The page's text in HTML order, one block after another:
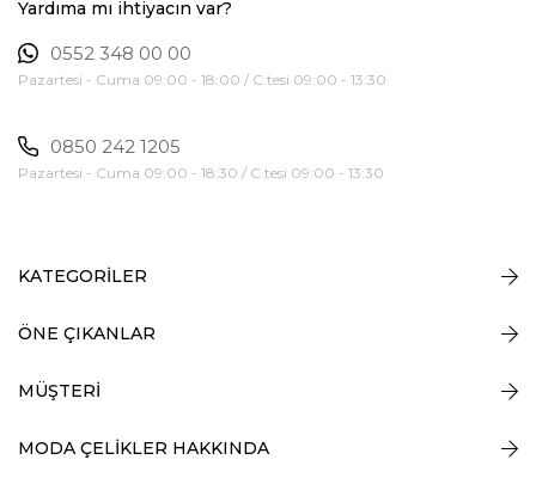
Yardıma mı ihtiyacın var?
0552 348 00 00
Pazartesi - Cuma 09:00 - 18:00 / C.tesi 09:00 - 13:30
0850 242 1205
Pazartesi - Cuma 09:00 - 18:30 / C.tesi 09:00 - 13:30
KATEGORİLER
ÖNE ÇIKANLAR
MÜŞTERİ
MODA ÇELİKLER HAKKINDA